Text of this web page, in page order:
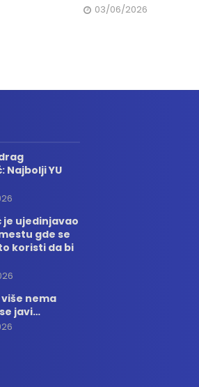
03/06/2026
Najbolji YU
je ujedinjavao
gde se
koristi da bi
više nema
javi…